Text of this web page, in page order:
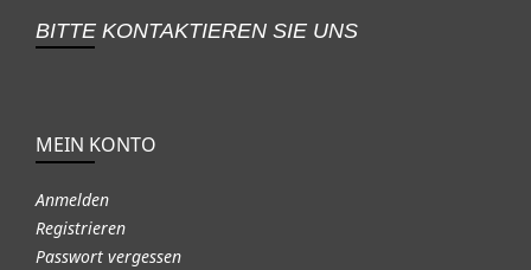
BITTE KONTAKTIEREN SIE UNS
MEIN KONTO
Anmelden
Registrieren
Passwort vergessen